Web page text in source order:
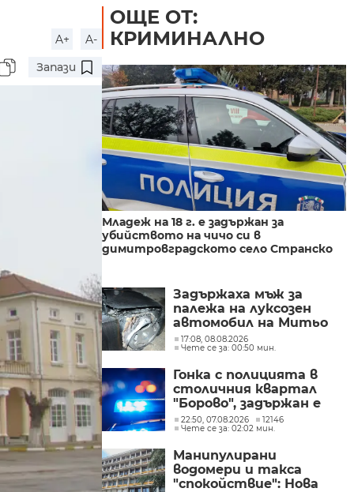
A+
A-
Запази
ОЩЕ ОТ:
КРИМИНАЛНО
Младеж на 18 г. е задържан за
убийството на чичо си в
димитровградското село Странско
Задържаха мъж за
палежа на луксозен
автомобил на Митьо
Очите в Слънчев бряг
17:08, 08.08.2026
Чете се за: 00:50 мин.
Гонка с полицията в
столичния квартал
"Борово", задържан е
мъж, у когото са
намерени дрога и 460
22:50, 07.08.2026
12146
Чете се за: 02:02 мин.
Манипулирани
водомери и такса
"спокойствие": Нова